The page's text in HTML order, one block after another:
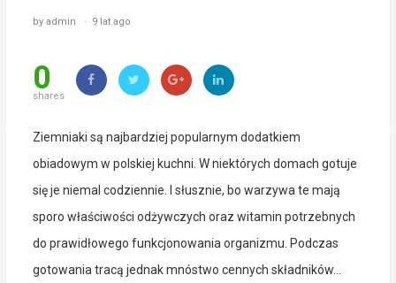
by admin · 9 lat ago
0
shares
Ziemniaki są najbardziej popularnym dodatkiem
obiadowym w polskiej kuchni. W niektórych domach gotuje
się je niemal codziennie. I słusznie, bo warzywa te mają
sporo właściwości odżywczych oraz witamin potrzebnych
do prawidłowego funkcjonowania organizmu. Podczas
gotowania tracą jednak mnóstwo cennych składników…